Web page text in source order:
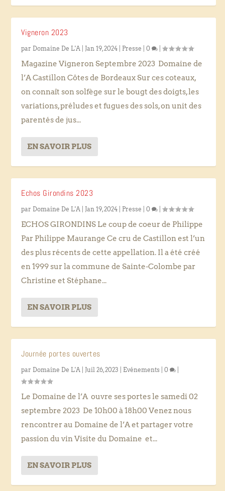
Vigneron 2023
par Domaine De L'A Jan 19, 2024 Presse |0 |
Magazine Vigneron Septembre 2023 Domaine de
l’A Castillon Côtes de Bordeaux Sur ces coteaux,
on connaît son solfège sur le bougt des doigts, les
variations, préludes et fugues des sols, on unit des
parentés de jus...
EN SAVOIR PLUS
Echos Girondins 2023
par Domaine De L'A Jan 19, 2024 Presse |0 |
ECHOS GIRONDINS Le coup de coeur de Philippe
Par Philippe Maurange Ce cru de Castillon est l’un
des plus récents de cette appellation. Il a été créé
en 1999 sur la commune de Sainte-Colombe par
Christine et Stéphane...
EN SAVOIR PLUS
Journée portes ouvertes
par Domaine De L'A Juil 26, 2023 Evénements |0
Le Domaine de l’A ouvre ses portes le samedi 02
septembre 2023 De 10h00 à 18h00 Venez nous
rencontrer au Domaine de l’A et partager votre
passion du vin Visite du Domaine et...
EN SAVOIR PLUS